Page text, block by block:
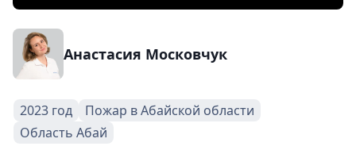
Анастасия Московчук
2023 год
Пожар в Абайской области
Область Абай